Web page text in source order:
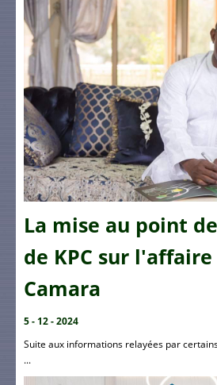
La mise au point
de KPC sur
Camara
5 - 12 - 2024
Suite aux informations relayées par
...